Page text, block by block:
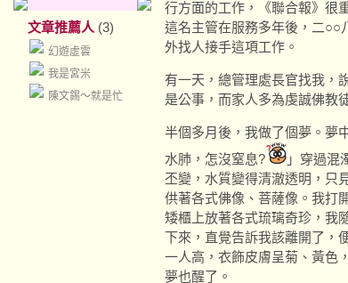
文章推薦人 (3)
幻遊虛雲
我是宮米
陳文錫～就是忙
行方面的工作，《聯合報》很
這名主管在服務多年後，二○○
外找人接手這項工作。
有一天，總管理處長官找我，
是公事，而家人多為虔誠佛教
半個多月後，我做了個夢。夢
水肺，怎沒窒息?
」穿過混
丕變，水質變得清澈透明，只
供著各式佛像、菩薩像。我打
矮櫃上放著各式琉璃奇珍，我
下來，直覺告訴我該離開了，
一人高，衣飾皮膚呈菊、黃色
夢也醒了。